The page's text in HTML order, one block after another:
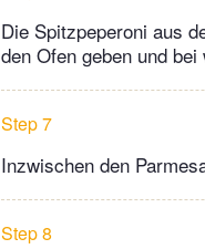
Die Spitzpeperoni aus
den Ofen geben und
Step 7
Inzwischen den
Step 8